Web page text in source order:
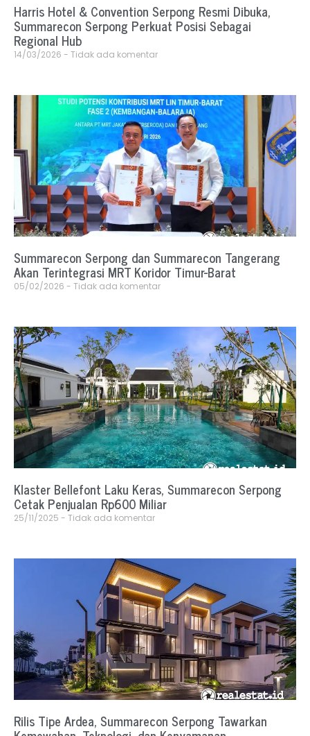
Harris Hotel & Convention Serpong Resmi Dibuka,
Summarecon Serpong Perkuat Posisi Sebagai
Regional Hub
14/03/2026 Tidak ada komentar
Summarecon Serpong dan Summarecon Tangerang
Akan Terintegrasi MRT Koridor Timur-Barat
05/02/2026 Tidak ada komentar
Klaster Bellefont Laku Keras, Summarecon Serpong
Cetak Penjualan Rp600 Miliar
25/11/2025 Tidak ada komentar
Rilis Tipe Ardea, Summarecon Serpong Tawarkan